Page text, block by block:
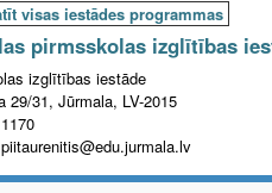
visas iestādes programmas
pirmsskolas izglītības
izglītības iestāde
29/31, Jūrmala, LV-2015
piitaurenitis@edu.jurmala.lv